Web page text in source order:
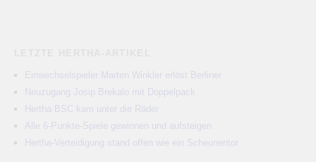
Einwechselspieler Marten Winkler erlöst Berliner
Neuzugang Josip Brekalo mit Doppelpack
Hertha BSC kam unter die Räder
Alle 6-Punkte-Spiele gewinnen und aufsteigen
Hertha-Verteidigung stand offen wie ein Scheunentor